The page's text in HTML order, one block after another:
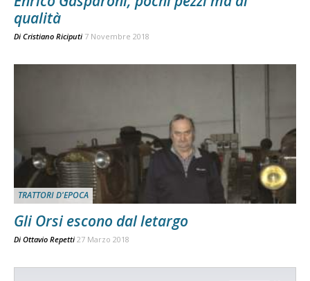
qualità
Di Cristiano Riciputi 7 Novembre 2018
TRATTORI D'EPOCA
Gli Orsi escono dal letargo
Di Ottavio Repetti 27 Marzo 2018